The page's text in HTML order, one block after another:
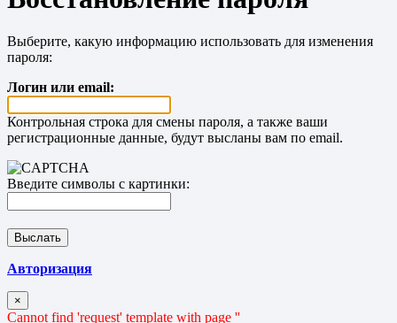
Выберите, какую информацию использовать для изменения
пароля:
Логин или email:
Контрольная строка для смены пароля, а также ваши
регистрационные данные, будут высланы вам по email.
Введите символы с картинки:
Авторизация
×
Cannot find 'request' template with page ''